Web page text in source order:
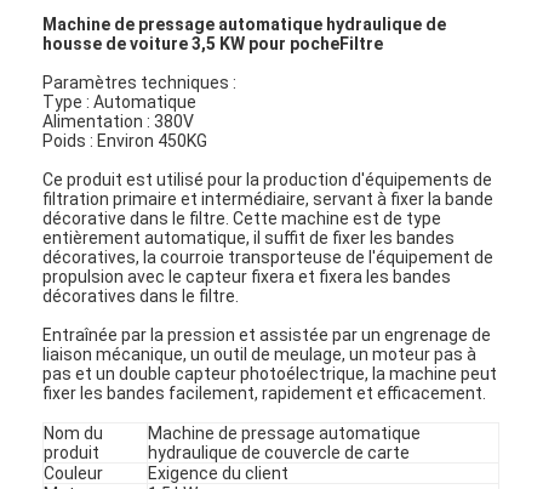
Machine de pressage automatique hydraulique de
housse de voiture 3,5 KW pour pocheFiltre
Paramètres techniques :
Type : Automatique
Alimentation : 380V
Poids : Environ 450KG
Ce produit est utilisé pour la production d'équipements de
filtration primaire et intermédiaire, servant à fixer la bande
décorative dans le filtre. Cette machine est de type
entièrement automatique, il suffit de fixer les bandes
décoratives, la courroie transporteuse de l'équipement de
propulsion avec le capteur fixera et fixera les bandes
décoratives dans le filtre.
Entraînée par la pression et assistée par un engrenage de
liaison mécanique, un outil de meulage, un moteur pas à
pas et un double capteur photoélectrique, la machine peut
fixer les bandes facilement, rapidement et efficacement.
Nom du
produit
Machine de pressage automatique
hydraulique de couvercle de carte
Couleur
Exigence du client